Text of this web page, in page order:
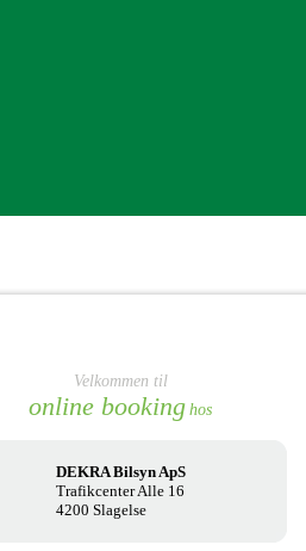
Velkommen til
online booking hos
DEKRA Bilsyn ApS
Trafikcenter Alle 16
4200 Slagelse